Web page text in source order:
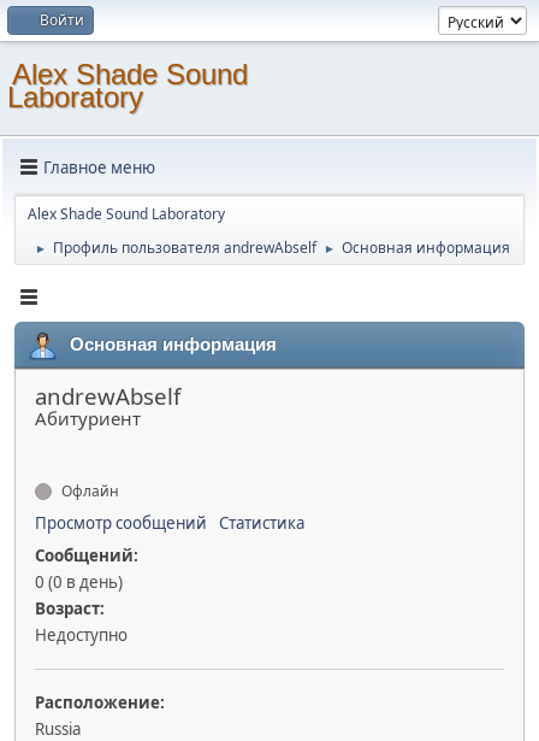
Войти
Alex Shade Sound
Laboratory
Главное меню
Alex Shade Sound Laboratory
► Профиль пользователя andrewAbself ► Основная информация
Основная информация
andrewAbself
Абитуриент
Офлайн
Просмотр сообщений
Статистика
Сообщений:
0 (0 в день)
Возраст:
Недоступно
Расположение:
Russia